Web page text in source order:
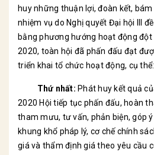
huy những thuận lợi, đoàn kết,
nhiệm vụ do Nghị quyết Đại hội III
bằng phương hướng hoạt động
2020, toàn hội đã phấn đấu đạt
triển khai tổ chức hoạt động, cụ thể:
Thứ nhất: Phát huy kết quả
2020 Hội tiếp tục phấn đấu, hoàn
tham mưu, tư vấn, phản biện, góp
khung khổ pháp lý, cơ chế chính
giá và thẩm định giá theo yêu cầu